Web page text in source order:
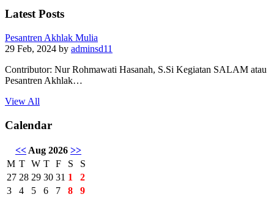
Latest Posts
Pesantren Akhlak Mulia
29 Feb, 2024 by adminsd11
Contributor: Nur Rohmawati Hasanah, S.Si Kegiatan SALAM atau
Pesantren Akhlak…
View All
Calendar
<<Aug 2026 >>
M T W T F S
S
27 28 29 30 31 1
2
3
4 5 6 7 8
9